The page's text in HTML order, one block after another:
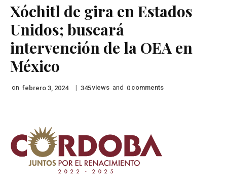
Xóchitl de gira en Estados
Unidos; buscará
intervención de la OEA en
México
on febrero 3, 2024 | 345views and 0 comments